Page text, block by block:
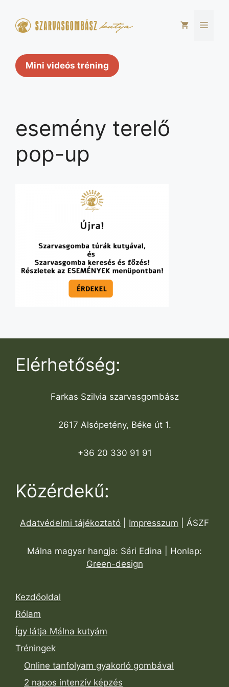
tartalomba
Mini videós tréning
esemény terelő
pop-up
Elérhetőség:
Farkas Szilvia szarvasgombász
2617 Alsópetény, Béke út 1.
+36 20 330 91 91
Közérdekű:
Adatvédelmi tájékoztató Impresszum | ÁSZF
Málna magyar hangja: Sári Edina | Honlap:
Green-design
Kezdőoldal
Rólam
Így látja Málna kutyám
Tréningek
Online tanfolyam gyakorló gombával
2 napos intenzív képzés